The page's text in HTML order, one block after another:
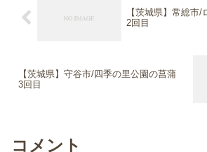
【茨城県】常総
2回目
【茨城県】守谷市/四季の里公園の菖蒲
3回目
コメント